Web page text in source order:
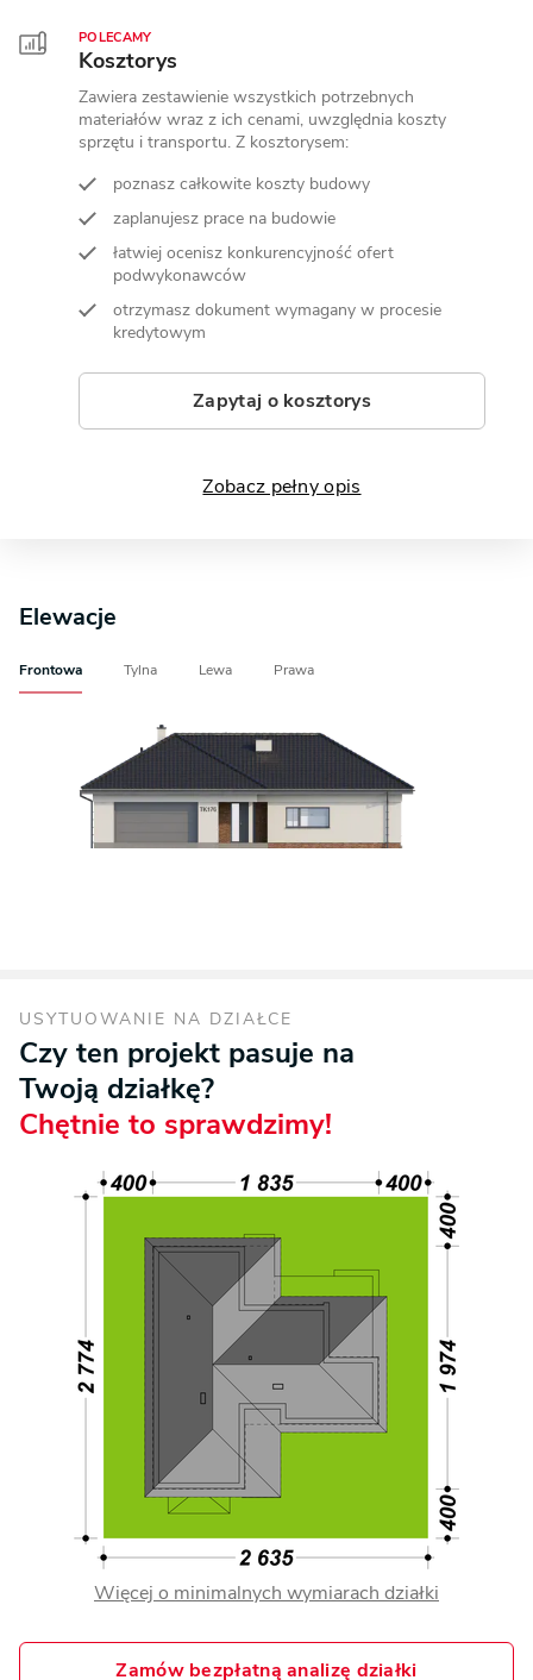
POLECAMY
Kosztorys
Zawiera zestawienie wszystkich potrzebnych
materiałów wraz z ich cenami, uwzględnia koszty
sprzętu i transportu. Z kosztorysem:
poznasz całkowite koszty budowy
zaplanujesz prace na budowie
łatwiej ocenisz konkurencyjność ofert
podwykonawców
otrzymasz dokument wymagany w procesie
kredytowym
Zapytaj o kosztorys
Zobacz pełny opis
Elewacje
Frontowa Tylna Lewa Prawa
USYTUOWANIE NA DZIAŁCE
Czy ten projekt pasuje na
Twoją działkę?
Chętnie to sprawdzimy!
Więcej o minimalnych wymiarach działki
Zamów bezpłatną analizę działki